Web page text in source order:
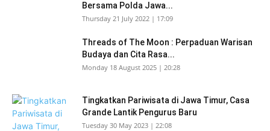
Bersama Polda Jawa...
Thursday 21 July 2022 | 17:09
Threads of The Moon : Perpaduan Warisan
Budaya dan Cita Rasa...
Monday 18 August 2025 | 20:28
Tingkatkan Pariwisata di Jawa Timur, Casa
Grande Lantik Pengurus Baru
Tuesday 30 May 2023 | 22:08